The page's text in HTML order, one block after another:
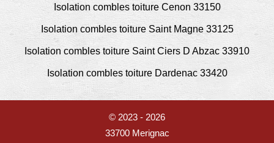
Isolation combles toiture Cenon 33150
Isolation combles toiture Saint Magne 33125
Isolation combles toiture Saint Ciers D Abzac 33910
Isolation combles toiture Dardenac 33420
© 2023 - 2026
33700 Merignac